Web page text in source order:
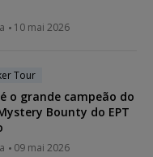
10 mai 2026
Tour
o grande campeão do
Bounty do EPT
09 mai 2026